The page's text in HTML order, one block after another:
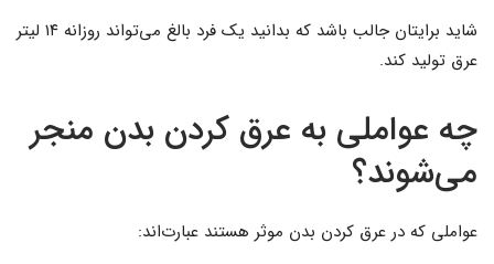
شاید برایتان جالب باشد که بدانید یک فرد بالغ می‌تواند روزانه ۱۴ لیتر
عرق تولید کند.
چه عواملی به عرق کردن بدن منجر
می‌شوند؟
عواملی که در عرق کردن بدن موثر هستند عبارت‌اند: